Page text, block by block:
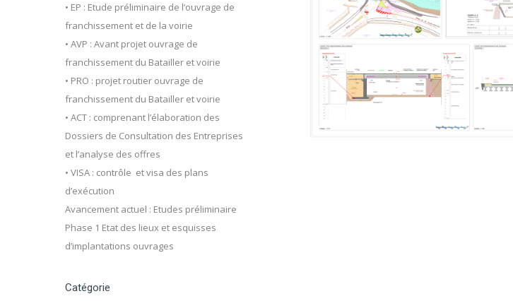
• EP : Etude préliminaire de l’ouvrage de
franchissement et de la voirie
• AVP : Avant projet ouvrage de
franchissement du Batailler et voirie
• PRO : projet routier ouvrage de
franchissement du Batailler et voirie
• ACT : comprenant l’élaboration des
Dossiers de Consultation des Entreprises
et l’analyse des offres
• VISA : contrôle et visa des plans
d’exécution
Avancement actuel : Etudes préliminaire
Phase 1 Etat des lieux et esquisses
d’implantations ouvrages
Catégorie